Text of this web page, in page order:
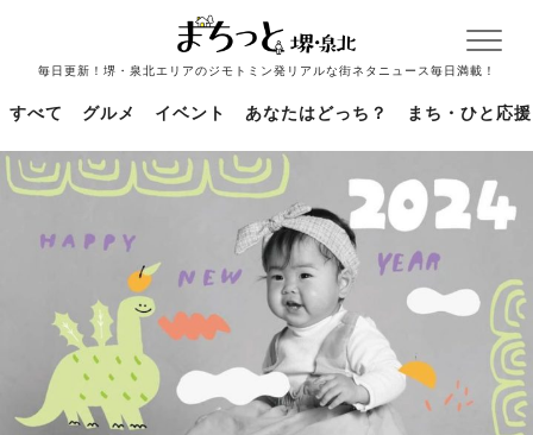
毎日更新！堺・泉北エリアのジモトミン発リアルな街ネタニュース毎日満載！
すべて グルメ イベント あなたはどっち？ まち・ひと応援